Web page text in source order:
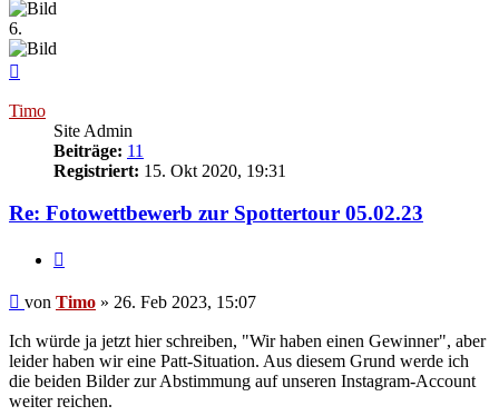
6.
Timo
Site Admin
Beiträge: 11
Registriert: 15. Okt 2020, 19:31
Re: Fotowettbewerb zur Spottertour 05.02.23
Beitrag
von Timo » 26. Feb 2023, 15:07
Ich würde ja jetzt hier schreiben, "Wir haben einen Gewinner", aber
leider haben wir eine Patt-Situation. Aus diesem Grund werde ich
die beiden Bilder zur Abstimmung auf unseren Instagram-Account
weiter reichen.